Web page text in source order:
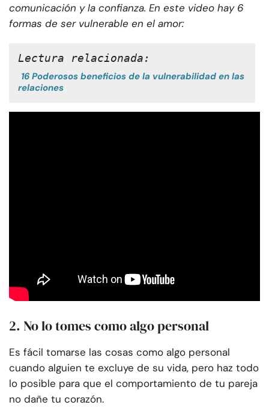
comunicación y la confianza. En este video hay 6
formas de ser vulnerable en el amor:
Lectura relacionada:
16 Poderosos beneficios de la vulnerabilidad en las
relaciones
2. No lo tomes como algo personal
Es fácil tomarse las cosas como algo personal
cuando alguien te excluye de su vida, pero haz todo
lo posible para que el comportamiento de tu pareja
no dañe tu corazón.